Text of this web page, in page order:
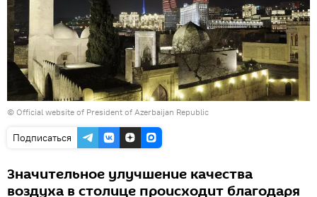
© Official website of President of Azerbaijan Republic
Подписаться
Значительное улучшение качества
воздуха в столице происходит благодаря